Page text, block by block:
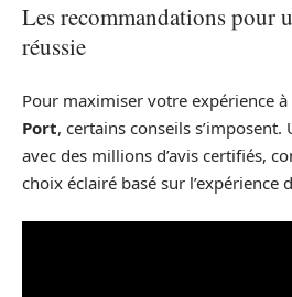
Les recommandations pour
réussie
Pour maximiser votre expérience à
Port, certains conseils
avec des millions d’avis certifiés,
choix éclairé basé sur l’expérience